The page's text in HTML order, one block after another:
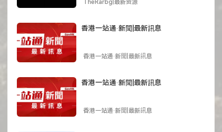
TheRarbg|最新资源
香港一站通·新聞|最新訊息
香港一站通·新聞|最新訊息
香港一站通·新聞|最新訊息
香港一站通·新聞|最新訊息